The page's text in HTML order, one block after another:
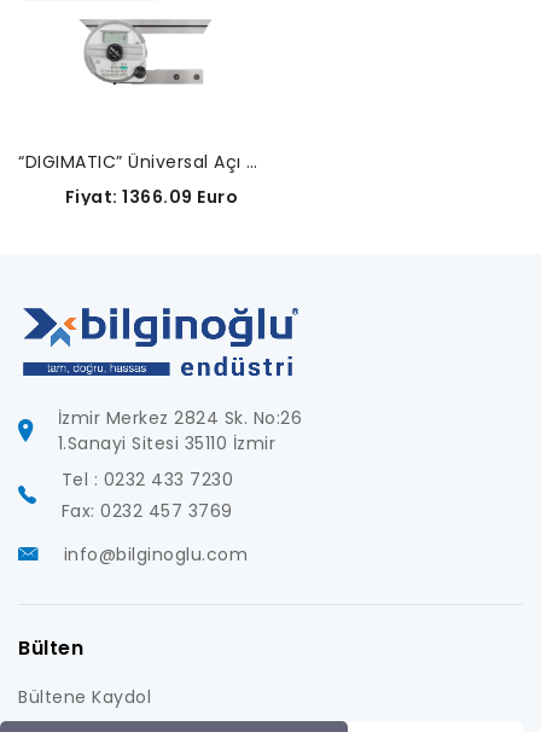
“DIGIMATIC” Üniversal Açı Ölçer-187-501
Fiyat: 1366.09 Euro
İzmir Merkez 2824 Sk. No:26
1.Sanayi Sitesi 35110 İzmir
Tel : 0232 433 7230
Fax: 0232 457 3769
info@bilginoglu.com
Bülten
Bültene Kaydol